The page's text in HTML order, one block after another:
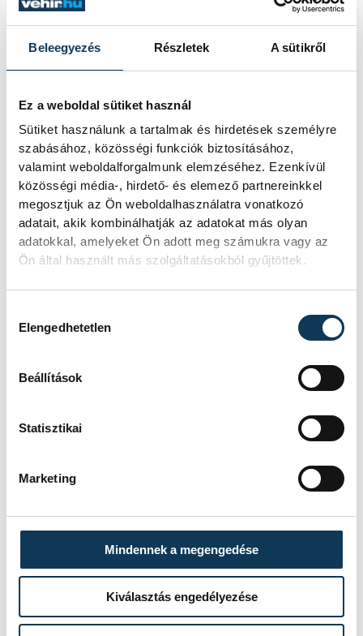
Beleegyezés Részletek A sütikről
Ez a weboldal sütiket használ
Sütiket használunk a tartalmak és hirdetések személyre
szabásához, közösségi funkciók biztosításához,
valamint weboldalforgalmunk elemzéséhez. Ezenkívül
közösségi média-, hirdető- és elemező partnereinkkel
megosztjuk az Ön weboldalhasználatra vonatkozó
adatait, akik kombinálhatják az adatokat más olyan
adatokkal, amelyeket Ön adott meg számukra vagy az
Ön által használt más szolgáltatásokból gyűjtöttek.
Elengedhetetlen
Beállítások
Statisztikai
Marketing
Mindennek a megengedése
Kiválasztás engedélyezése
KÉZILABDA
Férfi kézilabda ifjúsági
Eb: nem jutott
elődöntőbe a magyar
csapat